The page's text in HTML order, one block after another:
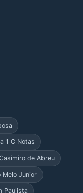
1 C Notas
de Abreu
Melo Junior
Paulista